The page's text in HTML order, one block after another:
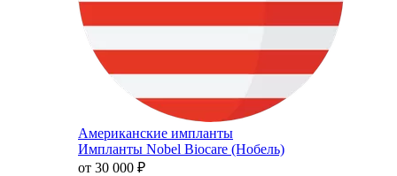
Американские импланты
Импланты Nobel Biocare (Нобель)
от 30 000 ₽